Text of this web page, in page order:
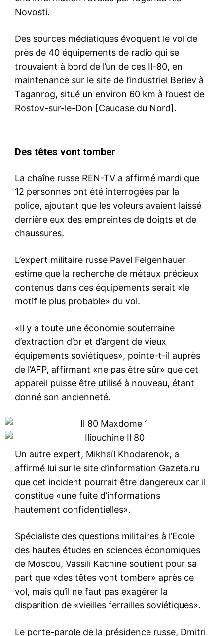
Novosti.
Des sources médiatiques évoquent le vol de
près de 40 équipements de radio qui se
trouvaient à bord de l’un de ces Il-80, en
maintenance sur le site de l’industriel Beriev à
Taganrog, situé un environ 60 km à l’ouest de
Rostov-sur-le-Don [Caucase du Nord].
Des têtes vont tomber
La chaîne russe REN-TV a affirmé mardi que
12 personnes ont été interrogées par la
police, ajoutant que les voleurs avaient laissé
derrière eux des empreintes de doigts et de
chaussures.
L’expert militaire russe Pavel Felgenhauer
estime que la recherche de métaux précieux
contenus dans ces équipements serait «le
motif le plus probable» du vol.
«Il y a toute une économie souterraine
d’extraction d’or et d’argent de vieux
équipements soviétiques», pointe-t-il auprès
de l’AFP, affirmant «ne pas être sûr» que cet
appareil puisse être utilisé à nouveau, étant
donné son ancienneté.
Un autre expert, Mikhaïl Khodarenok, a
affirmé lui sur le site d’information Gazeta.ru
que cet incident pourrait être dangereux car il
constitue «une fuite d’informations
hautement confidentielles».
Spécialiste des questions militaires à l’Ecole
des hautes études en sciences économiques
de Moscou, Vassili Kachine soutient pour sa
part que «des têtes vont tomber» après ce
vol, mais qu’il ne faut pas exagérer la
disparition de «vieilles ferrailles soviétiques».
Le porte-parole de la présidence russe, Dmitri